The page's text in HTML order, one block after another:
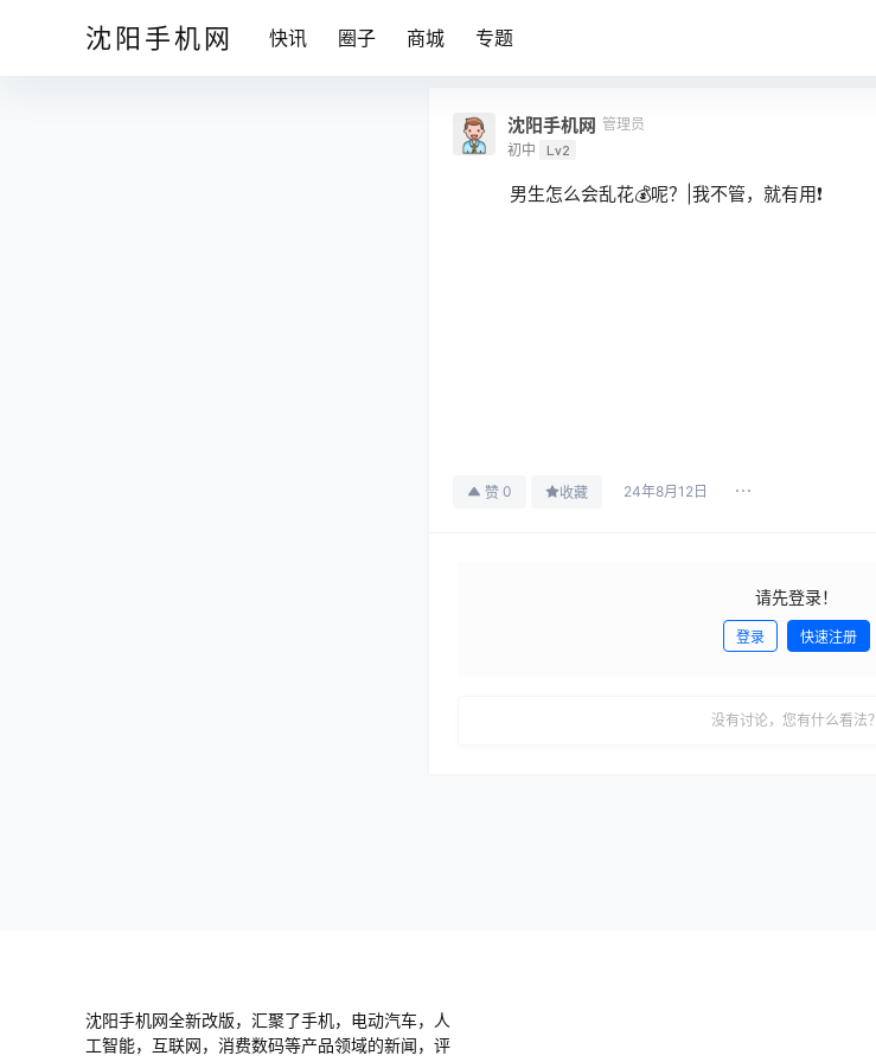
沈阳手机网 快讯 圈子 商城 专题
沈阳手机网 管理员
初中
Lv2
男生怎么会乱花💰呢？|我不管，就有用❗
赞 0 收藏 24年8月12日
请先登录！
登录 快速注册
没有讨论，您有什么看法？
沈阳手机网全新改版，汇聚了手机，电动汽车，人
工智能，互联网，消费数码等产品领域的新闻，评